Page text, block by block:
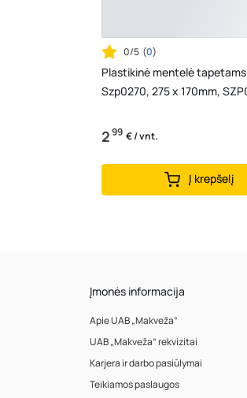
0/5 (0)
Plastikinė mentelė tapetams
Szp0270, 275 x 170mm,
299 € / vnt.
Į krepšelį
Įmonės informacija
Apie UAB „Makveža”
UAB „Makveža” rekvizitai
Karjera ir darbo pasiūlymai
Teikiamos paslaugos